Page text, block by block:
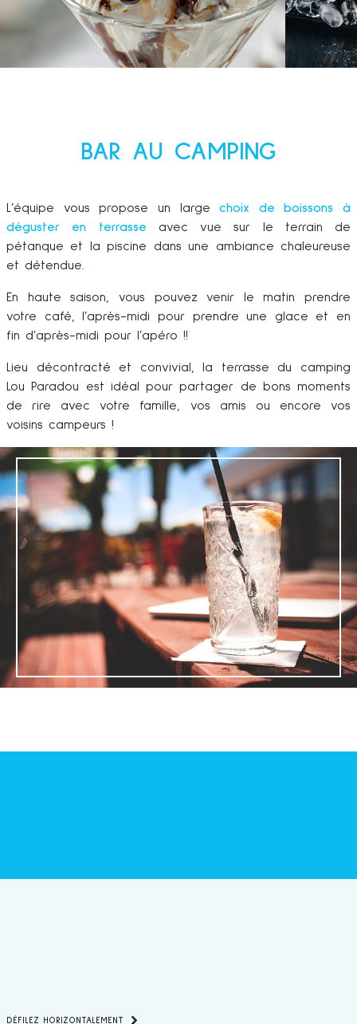
BAR AU CAMPING
L’équipe vous propose un largechoix de boissons à
déguster en terrasse avec vue sur le terrain de
pétanque et la piscine dans une ambiance chaleureuse
et détendue.
En haute saison, vous pouvez venir le matin prendre
votre café, l’après-midi pour prendre une glace et en
fin d’après-midi pour l’apéro !!
Lieu décontracté et convivial, la terrasse du camping
Lou Paradou est idéal pour partager de bons moments
de rire avec votre famille, vos amis ou encore vos
voisins campeurs !
DÉFILEZ HORIZONTALEMENT